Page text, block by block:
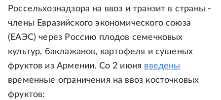
Россельхознадзора на ввоз и транзит в страны -
члены Евразийского экономического союза
(ЕАЭС) через Россию плодов семечковых
культур, баклажанов, картофеля и сушеных
фруктов из Армении. Со 2 июня введены
временные ограничения на ввоз косточковых
фруктов: